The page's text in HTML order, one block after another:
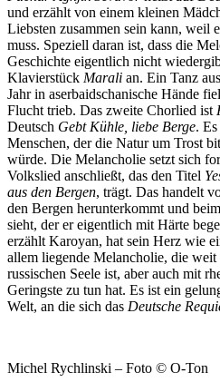
und erzählt von einem kleinen
Liebsten zusammen sein kann, weil
muss. Speziell daran ist, dass die
Geschichte eigentlich nicht
Klavierstück Marali an. Ein Tanz
Jahr in aserbaidschanische Hände
Flucht trieb. Das zweite Chorlied ist
Deutsch Gebt Kühle, liebe Berge.
Menschen, der die Natur um Trost
würde. Die Melancholie setzt sich
Volkslied anschließt, das den Titel
aus den Bergen, trägt. Das handelt
den Bergen herunterkommt und
sieht, der er eigentlich mit Härte
erzählt Karoyan, hat sein Herz wie
allem liegende Melancholie, die
russischen Seele ist, aber auch mit
Geringste zu tun hat. Es ist ein
Welt, an die sich das Deutsche
Michel Rychlinski – Foto © O-Ton